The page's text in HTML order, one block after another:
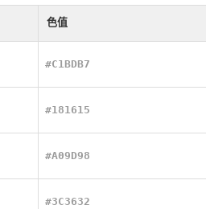
色值
#C1BDB7
#181615
#A09D98
#3C3632